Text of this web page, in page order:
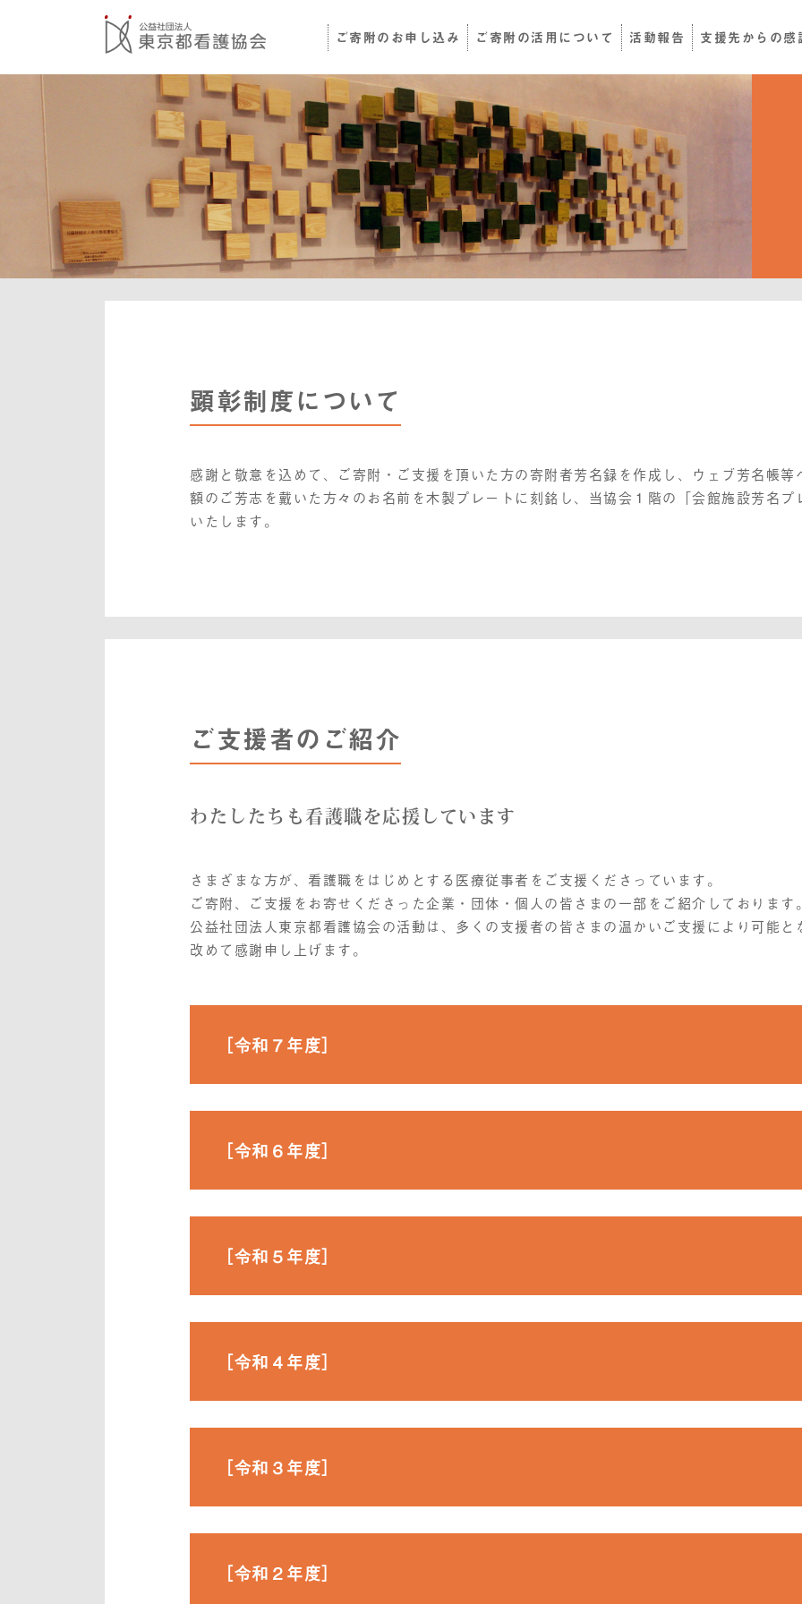
ご寄附のお申し込み ご寄附の活用について 活動報告 支援先からの感
顕彰制度について
感謝と敬意を込めて、ご寄附・ご支援を頂いた方の寄附者芳名録を作成し、ウェブ芳名帳
額のご芳志を戴いた方々のお名前を木製プレートに刻銘し、当協会１階の「会館施設芳名
いたします。
ご支援者のご紹介
わたしたちも看護職を応援しています
さまざまな方が、看護職をはじめとする医療従事者をご支援くださっています。
ご寄附、ご支援をお寄せくださった企業・団体・個人の皆さまの一部をご紹介しております。
公益社団法人東京都看護協会の活動は、多くの支援者の皆さまの温かいご支援により可能と
改めて感謝申し上げます。
［令和７年度］
［令和６年度］
［令和５年度］
［令和４年度］
［令和３年度］
［令和２年度］